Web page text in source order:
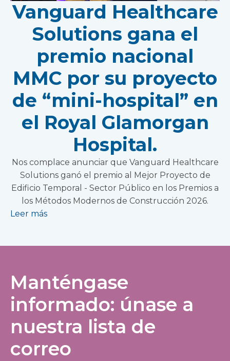
Vanguard Healthcare
Solutions gana el
premio nacional
MMC por su proyecto
de “mini-hospital” en
el Royal Glamorgan
Hospital.
Nos complace anunciar que Vanguard Healthcare
Solutions ganó el premio al Mejor Proyecto de
Edificio Temporal - Sector Público en los Premios a
los Métodos Modernos de Construcción 2026.
Leer más
Manténgase
informado: únase a
nuestra lista de
correo